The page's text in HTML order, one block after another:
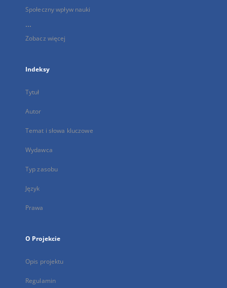
Społeczny wpływ nauki
...
Zobacz więcej
Indeksy
Tytuł
Autor
Temat i słowa kluczowe
Wydawca
Typ zasobu
Język
Prawa
O Projekcie
Opis projektu
Regulamin